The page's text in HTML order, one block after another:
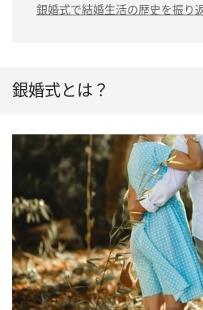
銀婚式で結婚生活の歴史を振り
銀婚式とは？